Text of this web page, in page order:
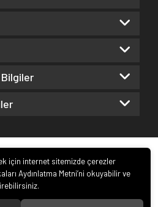
Bilgiler
için internet sitemizde çerezler
Aydınlatma Metni’ni okuyabilir ve